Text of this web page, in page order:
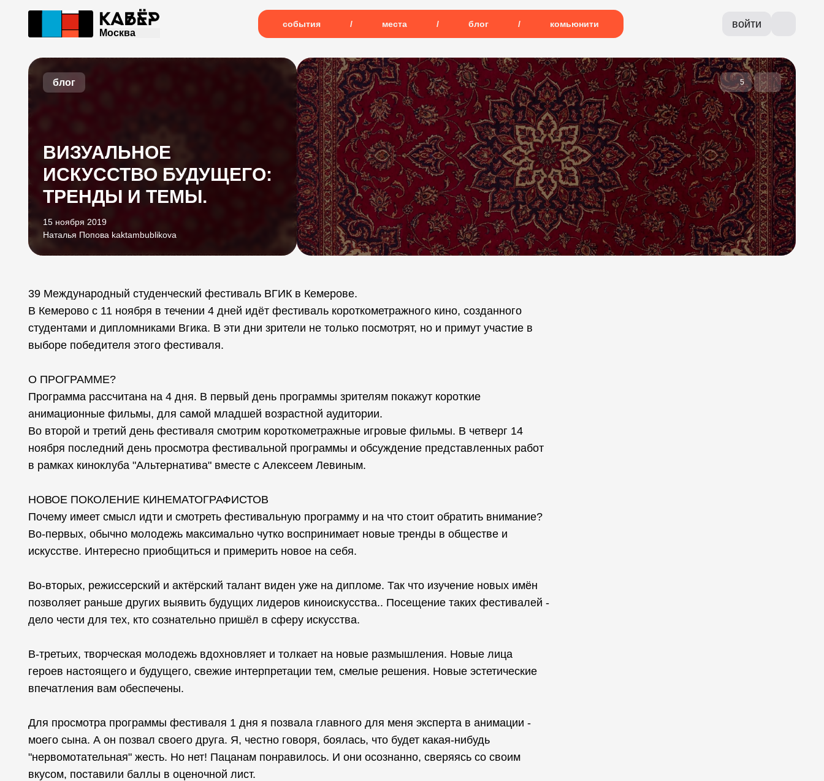
Москва
события / места / блог / комьюнити войти
блог
ВИЗУАЛЬНОЕ
ИСКУССТВО БУДУЩЕГО:
ТРЕНДЫ И ТЕМЫ.
15 ноября 2019
Наталья Попова kaktambublikova
5
39 Международный студенческий фестиваль ВГИК в Кемерове.
В Кемерово с 11 ноября в течении 4 дней идёт фестиваль короткометражного кино, созданного
студентами и дипломниками Вгика. В эти дни зрители не только посмотрят, но и примут участие в
выборе победителя этого фестиваля.
О ПРОГРАММЕ?
Программа рассчитана на 4 дня. В первый день программы зрителям покажут короткие
анимационные фильмы, для самой младшей возрастной аудитории.
Во второй и третий день фестиваля смотрим короткометражные игровые фильмы. В четверг 14
ноября последний день просмотра фестивальной программы и обсуждение представленных работ
в рамках киноклуба "Альтернатива" вместе с Алексеем Левиным.
НОВОЕ ПОКОЛЕНИЕ КИНЕМАТОГРАФИСТОВ
Почему имеет смысл идти и смотреть фестивальную программу и на что стоит обратить внимание?
Во-первых, обычно молодежь максимально чутко воспринимает новые тренды в обществе и
искусстве. Интересно приобщиться и примерить новое на себя.
Во-вторых, режиссерский и актёрский талант виден уже на дипломе. Так что изучение новых имён
позволяет раньше других выявить будущих лидеров киноискусства.. Посещение таких фестивалей -
дело чести для тех, кто сознательно пришёл в сферу искусства.
В-третьих, творческая молодежь вдохновляет и толкает на новые размышления. Новые лица
героев настоящего и будущего, свежие интерпретации тем, смелые решения. Новые эстетические
впечатления вам обеспечены.
Для просмотра программы фестиваля 1 дня я позвала главного для меня эксперта в анимации -
моего сына. А он позвал своего друга. Я, честно говоря, боялась, что будет какая-нибудь
"нервомотательная" жесть. Но нет! Пацанам понравилось. И они осознанно, сверяясь со своим
вкусом, поставили баллы в оценочной лист.